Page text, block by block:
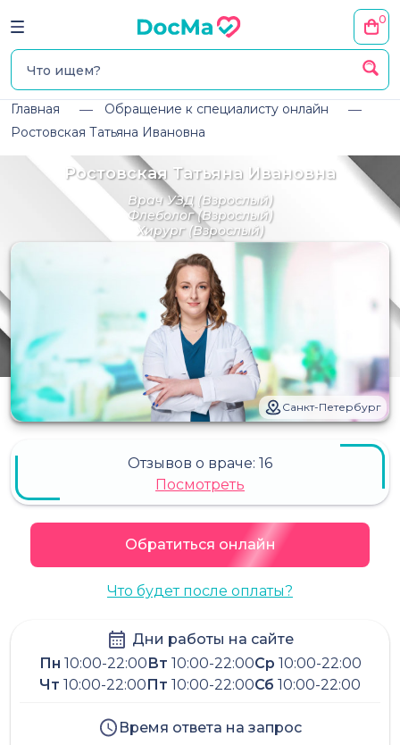
0
Главная
Обращение к специалисту онлайн
Ростовская Татьяна Ивановна
Ростовская Татьяна Ивановна
Врач УЗД(Взрослый)
Флеболог(Взрослый)
Хирург(Взрослый)
Санкт-Петербург
Отзывов о враче: 16
Посмотреть
Обратиться онлайн
Что будет после оплаты?
Дни работы на сайте
Пн 10:00-22:00Вт 10:00-22:00Ср 10:00-22:00
Чт 10:00-22:00Пт 10:00-22:00Сб 10:00-22:00
Время ответа на запрос